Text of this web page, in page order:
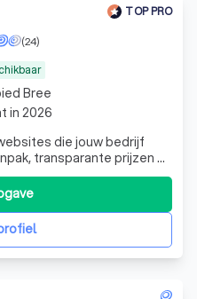
TOP PRO
(24)
die jouw bedrijf
transparante prijzen en
professionele
Bree
in 2026